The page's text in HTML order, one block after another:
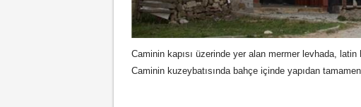
Caminin kapısı üzerinde yer alan mermer levhada, latin
Caminin kuzeybatısında bahçe içinde yapıdan